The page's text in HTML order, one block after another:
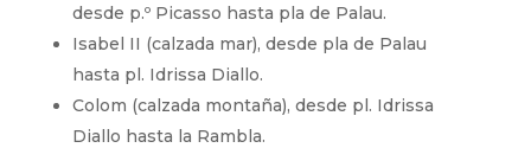
desde p.º Picasso hasta pla de Palau.
Isabel II (calzada mar), desde pla de Palau
hasta pl. Idrissa Diallo.
Colom (calzada montaña), desde pl. Idrissa
Diallo hasta la Rambla.